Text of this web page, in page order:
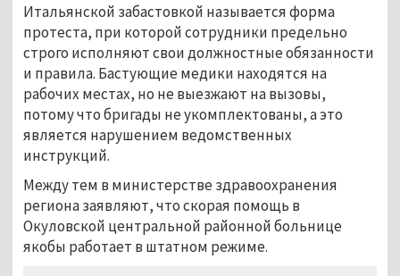
Итальянской забастовкой называется форма
протеста, при которой сотрудники предельно
строго исполняют свои должностные обязанности
и правила. Бастующие медики находятся на
рабочих местах, но не выезжают на вызовы,
потому что бригады не укомплектованы, а это
является нарушением ведомственных
инструкций.
Между тем в министерстве здравоохранения
региона заявляют, что скорая помощь в
Окуловской центральной районной больнице
якобы работает в штатном режиме.